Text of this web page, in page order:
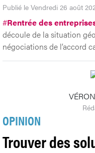
Publié le Vendredi 26 août
#Rentrée des
découle de la situation
négociations de l’accord
OPINION
Trouver des